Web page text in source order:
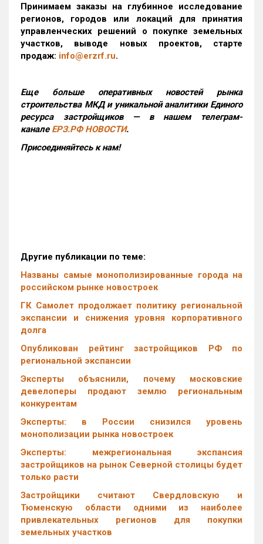
Принимаем заказы на глубинное исследование
регионов, городов или локаций для принятия
управленческих решений о покупке земельных
участков, выводе новых проектов, старте
продаж: info@erzrf.ru.
Еще больше оперативных новостей рынка
строительства МКД и уникальной аналитики Единого
ресурса застройщиков — в нашем телеграм-
канале ЕРЗ.РФ НОВОСТИ.
Присоединяйтесь к нам!
Другие публикации по теме:
Названы самые монополизированные города на
российском рынке новостроек
ГК Самолет продолжает политику региональной
экспансии и снижения уровня корпоративного
долга
Опубликован рейтинг застройщиков РФ по
региональной экспансии
Эксперты объяснили, почему московские
девелоперы продают землю региональным
конкурентам
Эксперты: в России снизился уровень
монополизации рынка новостроек
Эксперты: межрегиональная экспансия
застройщиков на рынок Северной столицы будет
только расти
Застройщики считают Свердловскую и
Тюменскую области одними из наиболее
привлекательных регионов для покупки
земельных участков